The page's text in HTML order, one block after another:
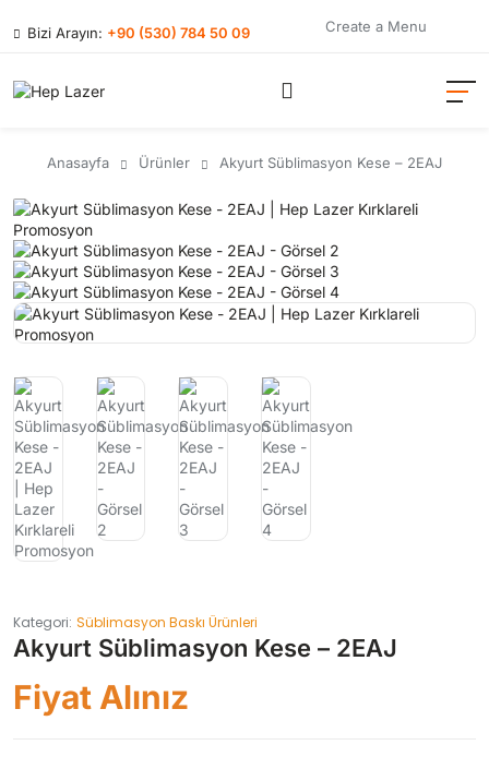
Bizi Arayın: +90 (530) 784 50 09 Create a Menu
Anasayfa Ürünler Akyurt Süblimasyon Kese – 2EAJ
Kategori: Süblimasyon Baskı Ürünleri
Akyurt Süblimasyon Kese – 2EAJ
Fiyat Alınız